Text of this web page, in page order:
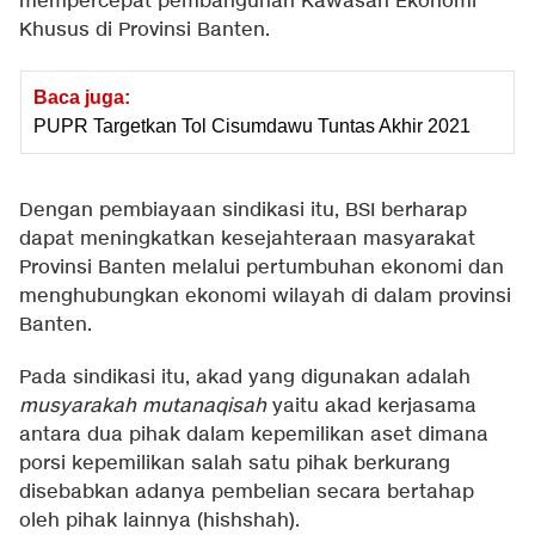
Khusus di Provinsi Banten.
Baca juga:
PUPR Targetkan Tol Cisumdawu Tuntas Akhir 2021
Dengan pembiayaan sindikasi itu, BSI berharap
dapat meningkatkan kesejahteraan masyarakat
Provinsi Banten melalui pertumbuhan ekonomi dan
menghubungkan ekonomi wilayah di dalam provinsi
Banten.
Pada sindikasi itu, akad yang digunakan adalah
musyarakah mutanaqisahyaitu akad kerjasama
antara dua pihak dalam kepemilikan aset dimana
porsi kepemilikan salah satu pihak berkurang
disebabkan adanya pembelian secara bertahap
oleh pihak lainnya (hishshah).